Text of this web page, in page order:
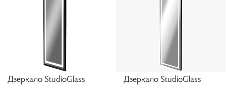
Дзеркало StudioGlass
Дзеркало StudioGlass